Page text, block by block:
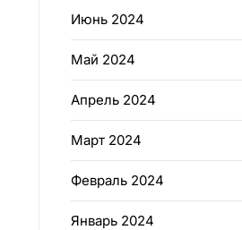
Июнь 2024
Май 2024
Апрель 2024
Март 2024
Февраль 2024
Январь 2024